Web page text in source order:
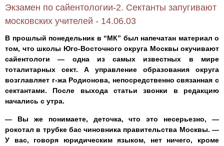
Экзамен по сайентологии-2. Сектанты запугивают
московских учителей - 14.06.03
В прошлый понедельник в “МК” был напечатан материал о
том, что школы Юго-Восточного округа Москвы окучивают
сайентологи — одна из самых известных в мире
тоталитарных сект. А управление образования округа
возглавляет г-жа Родионова, непосредственно связанная с
сектантами. После выхода статьи звонки в редакцию
начались с утра.
— Вы же понимаете, деточка, что это несерьезно, —
рокотал в трубке бас чиновника правительства Москвы. —
У вас, говоря юридическим языком, нет ничего, кроме